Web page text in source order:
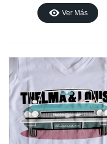
Ver Más